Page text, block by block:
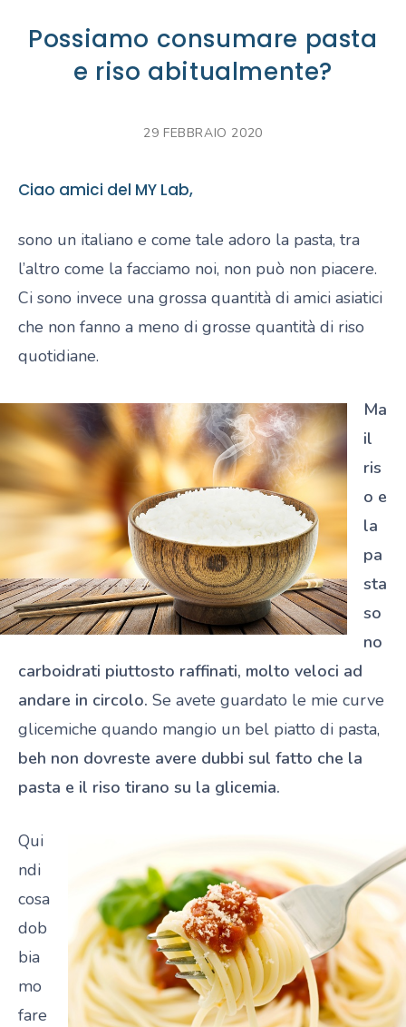
Possiamo consumare pasta
e riso abitualmente?
29 FEBBRAIO 2020
Ciao amici del MY Lab,
sono un italiano e come tale adoro la pasta, tra
l’altro come la facciamo noi, non può non piacere.
Ci sono invece una grossa quantità di amici asiatici
che non fanno a meno di grosse quantità di riso
quotidiane.
Ma
il
ris
o e
la
pa
sta
so
no
carboidrati piuttosto raffinati, molto veloci ad
andare in circolo. Se avete guardato le mie curve
glicemiche quando mangio un bel piatto di pasta,
beh non dovreste avere dubbi sul fatto che la
pasta e il riso tirano su la glicemia.
Qui
ndi
cosa
dob
bia
mo
fare